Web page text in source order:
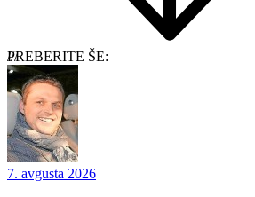
PREBERITE ŠE:
7. avgusta 2026